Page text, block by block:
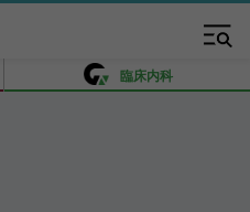
臨床内科